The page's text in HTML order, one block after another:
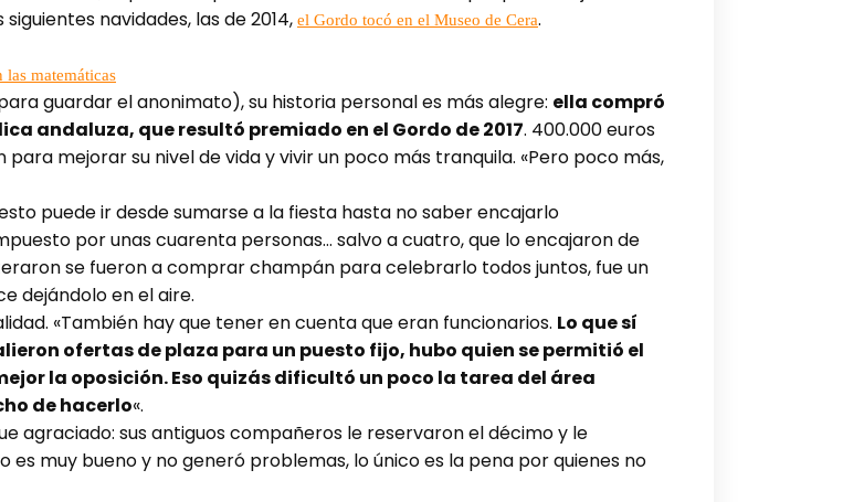
navidades, las de 2014, el Gordo tocó en el Museo de Cera.
matemáticas
guardar el anonimato), su historia personal es más alegre: ella compró
andaluza, que resultó premiado en el Gordo de 2017. 400.000 euros
mejorar su nivel de vida y vivir un poco más tranquila. «Pero poco más,
puede ir desde sumarse a la fiesta hasta no saber encajarlo
por unas cuarenta personas… salvo a cuatro, que lo encajaron de
se fueron a comprar champán para celebrarlo todos juntos, fue un
dejándolo en el aire.
«También hay que tener en cuenta que eran funcionarios. Lo que sí
ofertas de plaza para un puesto fijo, hubo quien se permitió el
la oposición. Eso quizás dificultó un poco la tarea del área
de hacerlo«.
agraciado: sus antiguos compañeros le reservaron el décimo y le
muy bueno y no generó problemas, lo único es la pena por quienes no